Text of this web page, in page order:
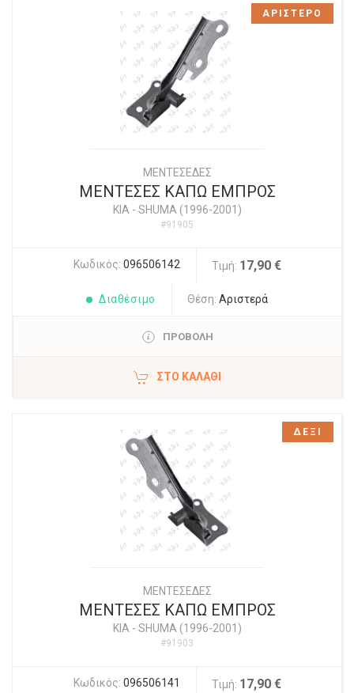
ΜΕΝΤΕΣΕΔΕΣ
ΜΕΝΤΕΣΕΣ ΚΑΠΩ ΕΜΠΡΟΣ
KIA - SHUMA (1996-2001)
#91905
Κωδικός: 096506142 Τιμή: 17,90 €
Διαθέσιμο Θέση: Αριστερά
ΠΡΟΒΟΛΗ
ΣΤΟ ΚΑΛΆΘΙ
ΑΡΙΣΤΕΡΟ
ΜΕΝΤΕΣΕΔΕΣ
ΜΕΝΤΕΣΕΣ ΚΑΠΩ ΕΜΠΡΟΣ
KIA - SHUMA (1996-2001)
#91903
Κωδικός: 096506141 Τιμή: 17,90 €
ΔΕΞΙ